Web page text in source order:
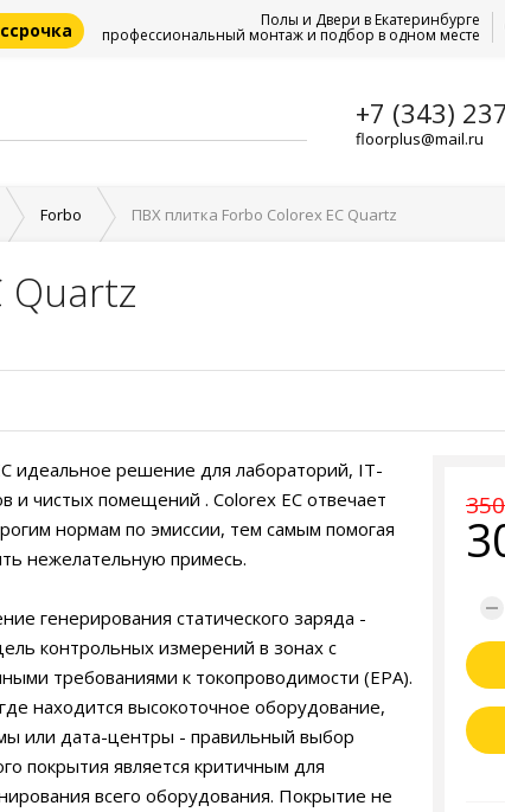
Полы и Двери в Екатеринбурге
профессиональный монтаж и подбор в одном месте
+7 (343)
floorplus@mail.ru
Forbo ПВХ плитка Forbo Colorex EC Quartz
Quartz
идеальное решение для лабораторий, IT-
и чистых помещений . Colorex EC отвечает
нормам по эмиссии, тем самым помогая
нежелательную примесь.
генерирования статического заряда -
контрольных измерений в зонах с
требованиями к токопроводимости (EPA).
находится высокоточное оборудование,
или дата-центры - правильный выбор
покрытия является критичным для
всего оборудования. Покрытие не